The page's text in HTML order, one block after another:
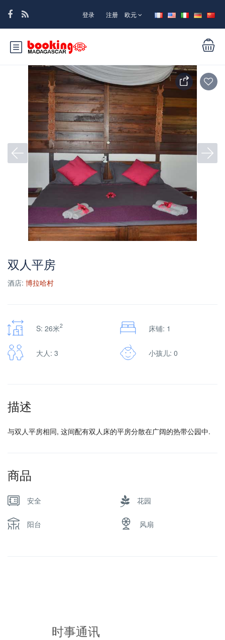
登录 注册 欧元
双人平房
酒店: 博拉哈村
S: 26米2 床铺: 1
大人: 3 小孩儿: 0
描述
与双人平房相同, 这间配有双人床的平房分散在广阔的热带公园中.
商品
安全 花园
阳台 风扇
时事通讯